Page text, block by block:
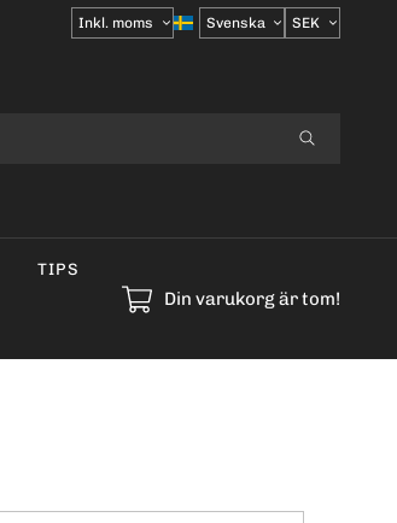
Välj
moms
TIPS
Din varukorg är tom!